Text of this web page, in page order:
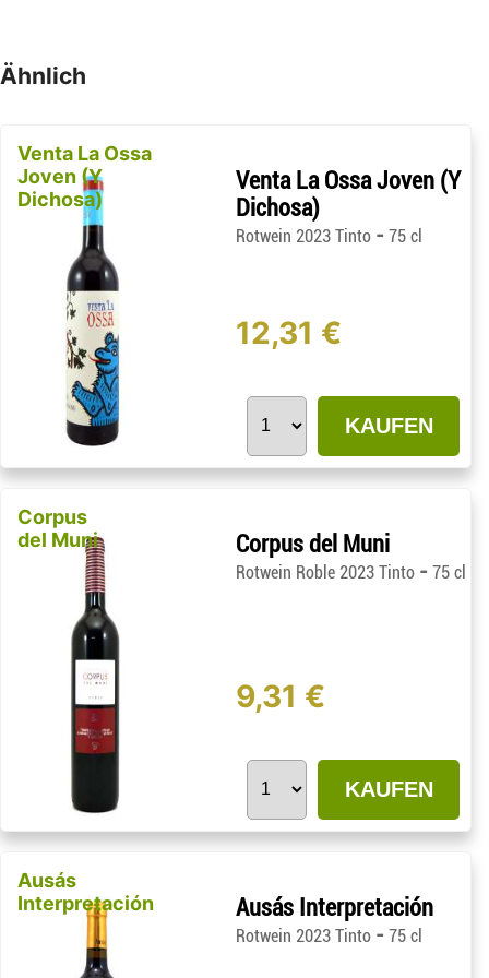
Ähnlich
Venta La Ossa
Joven (Y
Dichosa)
Venta La Ossa Joven (Y
Dichosa)
Rotwein 2023 Tinto -75 cl
12,31 €
KAUFEN
Corpus
del Muni
Corpus del Muni
Rotwein Roble 2023 Tinto -75 cl
9,31 €
KAUFEN
Ausás
Interpretación
Ausás Interpretación
Rotwein 2023 Tinto -75 cl